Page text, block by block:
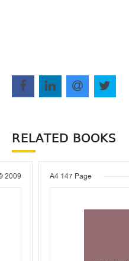
RELATED BOOKS
2009 A4 147 Page